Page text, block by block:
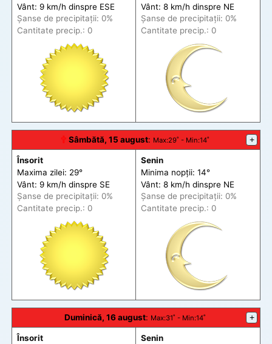
Vânt: 9 km/h dinspre ESE
Șanse de precipitații: 0%
Cantitate precip.: 0
Vânt: 8 km/h dinspre NE
Șanse de precipitații: 0%
Cantitate precip.: 0
🕆 Sâmbătă, 15 august: Max:29˚ - Min:14˚ +
Însorit
Maxima zilei: 29°
Vânt: 9 km/h dinspre SE
Șanse de precipitații: 0%
Cantitate precip.: 0
Senin
Minima nopții: 14°
Vânt: 8 km/h dinspre NE
Șanse de precipitații: 0%
Cantitate precip.: 0
Duminică, 16 august: Max:31˚ - Min:14˚ +
Însorit
Senin